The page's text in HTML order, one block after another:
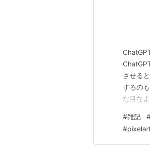
させる
するの
な目な
ル名か
にファ
#雑記
#